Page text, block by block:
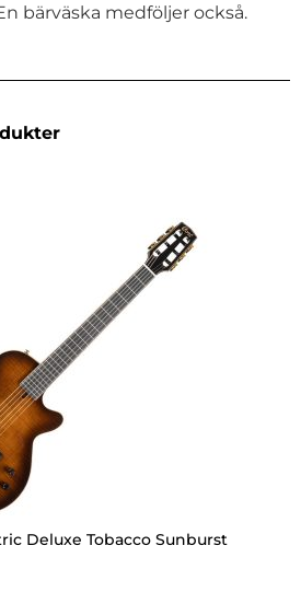
bärväska medföljer också.
Deluxe Tobacco Sunburst